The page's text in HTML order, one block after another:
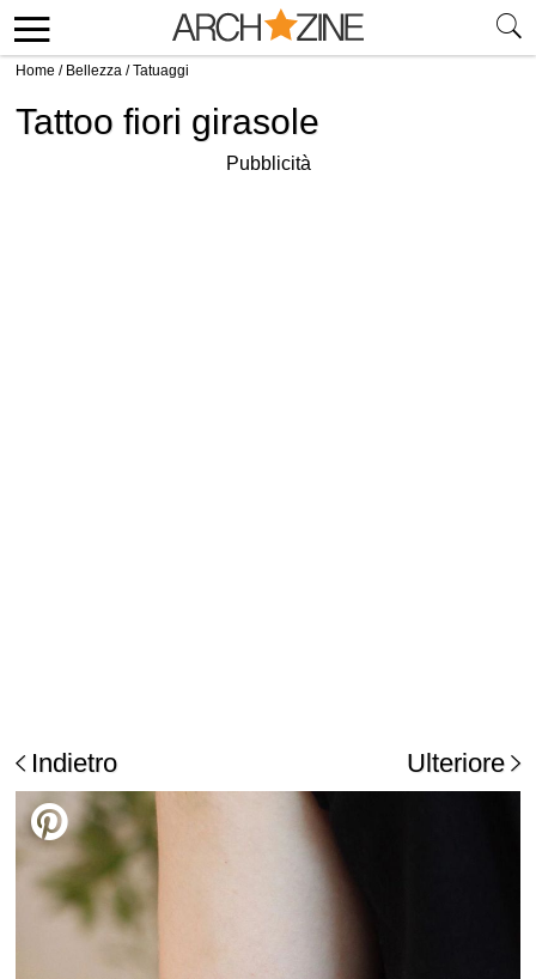
Home / Bellezza /Tatuaggi
Tattoo fiori girasole
Pubblicità
Indietro Ulteriore